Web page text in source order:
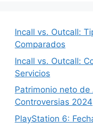
Incall vs. Outcall:
Comparados
Incall vs. Outcall:
Servicios
Patrimonio neto
Controversias 2024
PlayStation 6: